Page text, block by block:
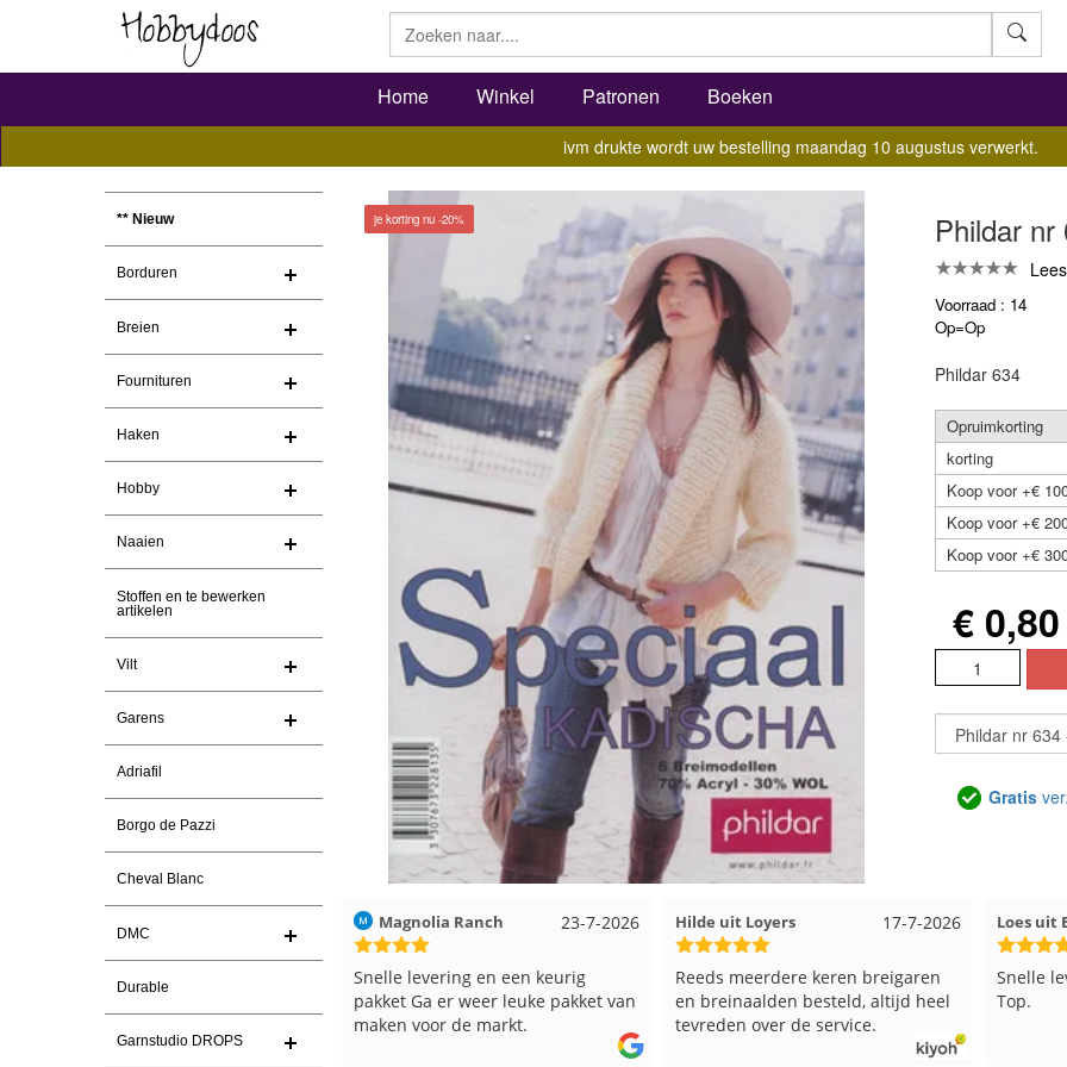
Home Winkel Patronen Boeken
ivm drukte wordt uw bestelling maandag 10 augustus verwerkt.
** Nieuw
Borduren
Breien
Fournituren
Haken
Hobby
Naaien
Stoffen en te bewerken
artikelen
Vilt
Garens
Adriafil
Borgo de Pazzi
Cheval Blanc
DMC
Durable
Garnstudio DROPS
je korting nu -20% Phildar nr
Voorraad : 14
Op=Op
Phildar 634
Opruimkorting
korting
Koop voor +€
Koop voor +€
Koop voor +€
€ 0,80
Gratis
23-7-2026
Snelle levering en een keurig
pakket Ga er weer leuke pakket van
17-7-2026
Hilde uit Loyers
Reeds meerdere keren breigaren
en breinaalden besteld, altijd heel
tevreden over de service.
12-7-2026
Loes uit EMMELOORD
Snelle levering en keurig verpakt.
Top.